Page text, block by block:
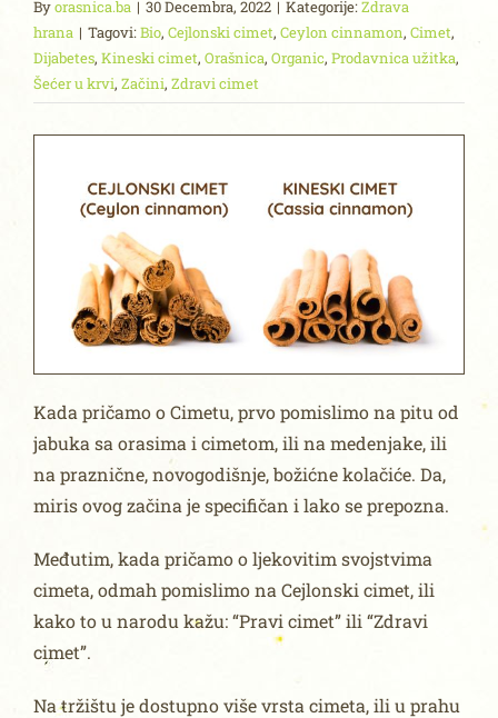
Byorasnica.ba | 30 Decembra, 2022 | Kategorije:Zdrava
hrana | Tagovi:Bio, Cejlonski cimet, Ceylon cinnamon, Cimet,
Dijabetes, Kineski cimet, Orašnica, Organic, Prodavnica užitka,
Šećer u krvi, Začini, Zdravi cimet
Kada pričamo o Cimetu, prvo pomislimo na pitu od
jabuka sa orasima i cimetom, ili na medenjake, ili
na praznične, novogodišnje, božićne kolačiće. Da,
miris ovog začina je specifičan i lako se prepozna.
Međutim, kada pričamo o ljekovitim svojstvima
cimeta, odmah pomislimo na Cejlonski cimet, ili
kako to u narodu kažu: “Pravi cimet” ili “Zdravi
cimet”.
Na tržištu je dostupno više vrsta cimeta, ili u prahu